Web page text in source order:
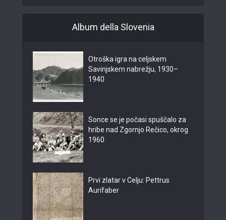
Album della Slovenia
Otroška igra na celjskem
Savinjskem nabrežju, 1930–
1940
Sonce se je počasi spuščalo za
hribe nad Zgornjo Rečico, okrog
1960
Prvi zlatar v Celju: Pettrus
Aurifaber